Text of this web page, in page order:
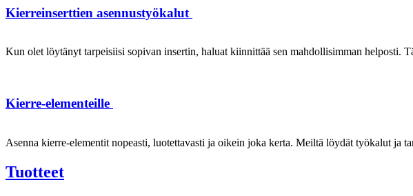
Kierreinserttien asennustyökalut
Kun olet löytänyt tarpeisiisi sopivan insertin, haluat kiinnittää sen mahdollisimman helposti.
Kierre-elementeille
Asenna kierre-elementit nopeasti, luotettavasti ja oikein joka kerta. Meiltä löydät työkalut ja
Tuotteet